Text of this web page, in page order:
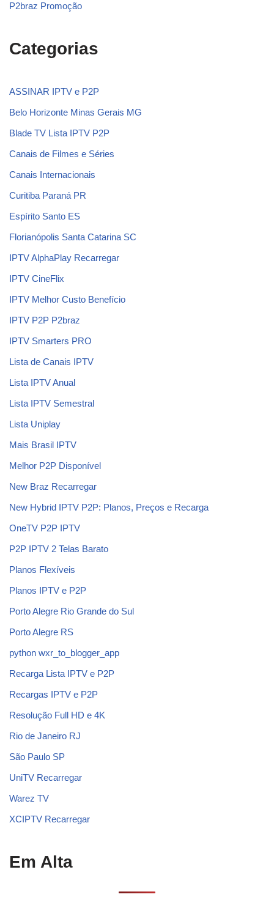
P2braz Promoção
Categorias
ASSINAR IPTV e P2P
Belo Horizonte Minas Gerais MG
Blade TV Lista IPTV P2P
Canais de Filmes e Séries
Canais Internacionais
Curitiba Paraná PR
Espírito Santo ES
Florianópolis Santa Catarina SC
IPTV AlphaPlay Recarregar
IPTV CineFlix
IPTV Melhor Custo Benefício
IPTV P2P P2braz
IPTV Smarters PRO
Lista de Canais IPTV
Lista IPTV Anual
Lista IPTV Semestral
Lista Uniplay
Mais Brasil IPTV
Melhor P2P Disponível
New Braz Recarregar
New Hybrid IPTV P2P: Planos, Preços e Recarga
OneTV P2P IPTV
P2P IPTV 2 Telas Barato
Planos Flexíveis
Planos IPTV e P2P
Porto Alegre Rio Grande do Sul
Porto Alegre RS
python wxr_to_blogger_app
Recarga Lista IPTV e P2P
Recargas IPTV e P2P
Resolução Full HD e 4K
Rio de Janeiro RJ
São Paulo SP
UniTV Recarregar
Warez TV
XCIPTV Recarregar
Em Alta